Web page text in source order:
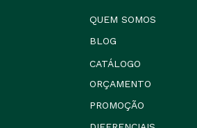
QUEM SOMOS
BLOG
CATÁLOGO
ORÇAMENTO
PROMOÇÃO